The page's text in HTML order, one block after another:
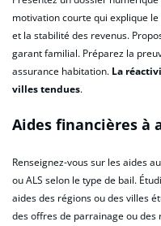
motivation courte qui explique
et la stabilité des revenus.
garant familial. Préparez la
assurance habitation. La
villes tendues.
Aides financières à
Renseignez-vous sur les aides
ou ALS selon le type de bail.
aides des régions ou des villes
des offres de parrainage ou